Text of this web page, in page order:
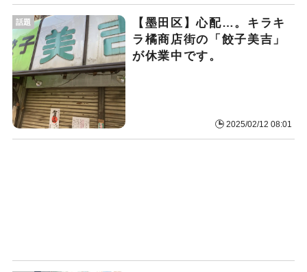
【墨田区】心配…。キラキ
ラ橘商店街の「餃子美吉」
が休業中です。
2025/02/12 08:01
話題